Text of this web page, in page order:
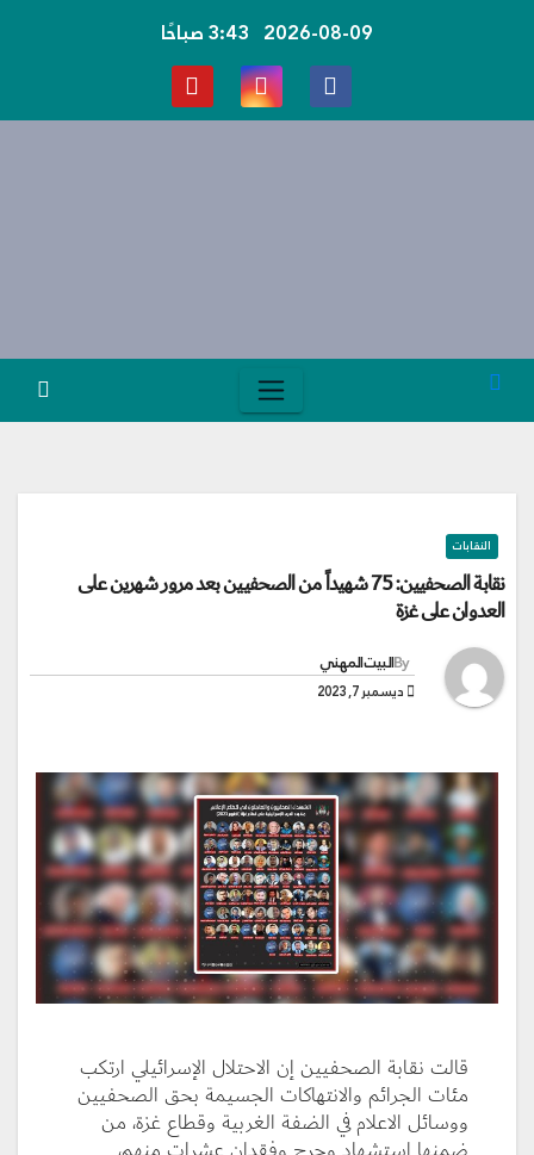
2026-08-09 3:43 صباحًا
النقابات
نقابة الصحفيين: 75 شهيداً من الصحفيين بعد مرور شهرين على
العدوان على غزة
Byالبيت المهني
ديسمبر 7, 2023
قالت نقابة الصحفيين إن الاحتلال الإسرائيلي ارتكب
مئات الجرائم والانتهاكات الجسيمة بحق الصحفيين
ووسائل الاعلام في الضفة الغربية وقطاع غزة، من